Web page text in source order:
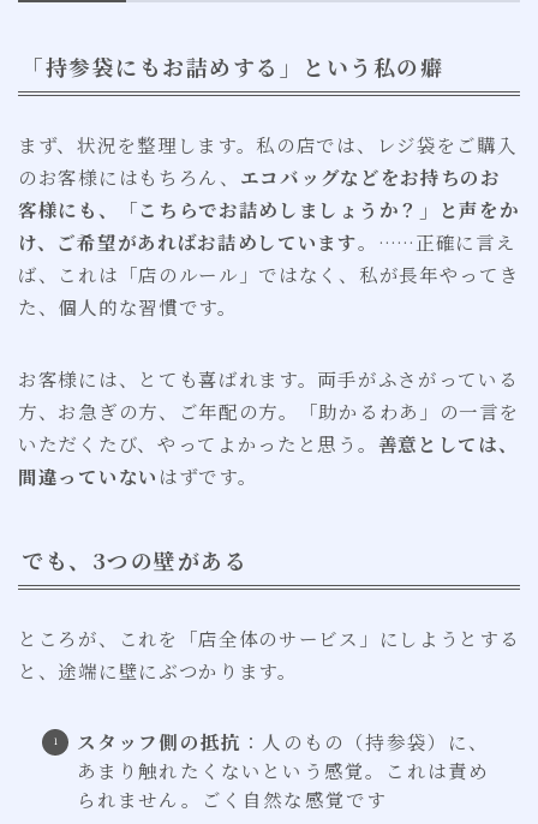
「持参袋にもお詰めする」という私の癖
まず、状況を整理します。私の店では、レジ袋をご購入
のお客様にはもちろん、 エコバッグなどをお持ちのお
客様にも、「こちらでお詰めしましょうか？」と声をか
け、ご希望があればお詰めしています。……正確に言え
ば、これは「店のルール」ではなく、私が長年やってき
た、個人的な習慣です。
お客様には、とても喜ばれます。両手がふさがっている
方、お急ぎの方、ご年配の方。「助かるわあ」の一言を
いただくたび、やってよかったと思う。 善意としては、
間違っていない はずです。
でも、3つの壁がある
ところが、これを「店全体のサービス」にしようとする
と、途端に壁にぶつかります。
スタッフ側の抵抗 ：人のもの（持参袋）に、
あまり触れたくないという感覚。これは責め
られません。ごく自然な感覚です